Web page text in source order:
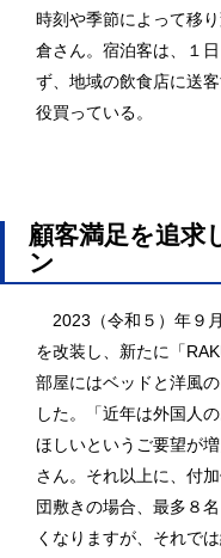
時刻や季節によって移
倉さん。宿泊客は、１
ず、地域の飲食店に送
役買っている。
顧客満足を追求
ン
2023（令和５）年９
を改装し、新たに「
部屋にはベッドと洋風
した。「近年は外国人
ほしいというご要望が
さん。それ以上に、付
団敷きの場合、最多８
くなりますが、それで